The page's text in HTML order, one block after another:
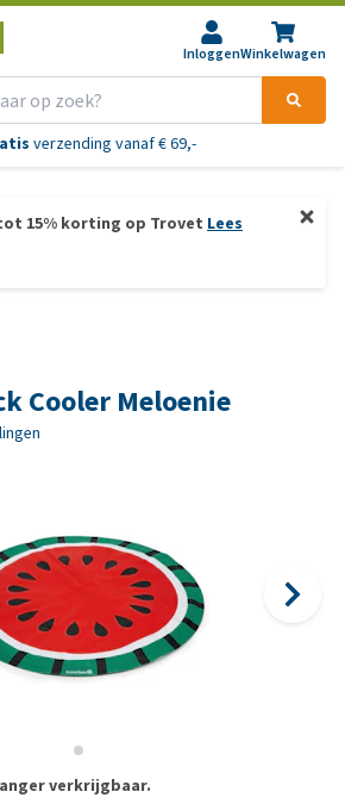
InloggenWinkelwagen
verzending vanaf € 69,-
15% korting op Trovet Lees
Cooler Meloenie
verkrijgbaar.